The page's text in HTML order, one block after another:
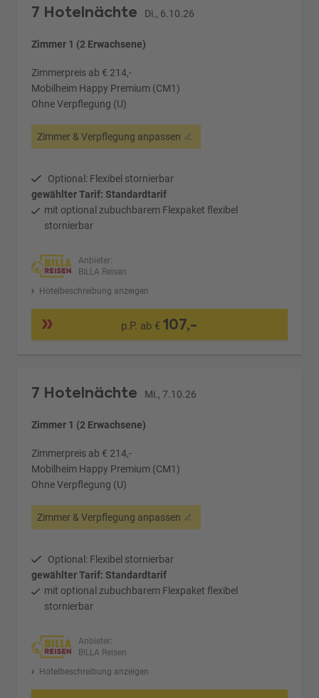
7 Hotelnächte Di., 6.10.26
Zimmer 1 (2 Erwachsene)
Zimmerpreis ab € 214,-
Mobilheim Happy Premium (CM1)
Ohne Verpflegung (U)
Zimmer & Verpflegung anpassen
Optional: Flexibel stornierbar
gewählter Tarif: Standardtarif
mit optional zubuchbarem Flexpaket flexibel
stornierbar
Anbieter:
BILLA Reisen
Hotelbeschreibung anzeigen
p.P. ab €107,-
7 Hotelnächte Mi., 7.10.26
Zimmer 1 (2 Erwachsene)
Zimmerpreis ab € 214,-
Mobilheim Happy Premium (CM1)
Ohne Verpflegung (U)
Zimmer & Verpflegung anpassen
Optional: Flexibel stornierbar
gewählter Tarif: Standardtarif
mit optional zubuchbarem Flexpaket flexibel
stornierbar
Anbieter:
BILLA Reisen
Hotelbeschreibung anzeigen